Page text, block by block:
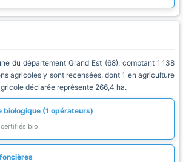
du département Grand Est (68), comptant 1 138
agricoles y sont recensées, dont 1 en agriculture
déclarée représente 266,4 ha.
(1 opérateurs)
bio